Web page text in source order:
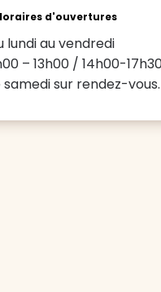
d'ouvertures
lundi au vendredi
– 13h00 / 14h00-
samedi sur rendez-vous.